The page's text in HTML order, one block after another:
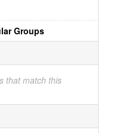
Groups
that match this